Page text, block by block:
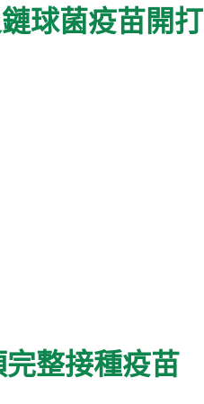
球菌疫苗開打
整接種疫苗